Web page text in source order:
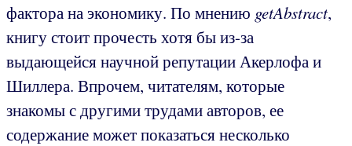
фактора на экономику. По мнению getAbstract,
книгу стоит прочесть хотя бы из-за
выдающейся научной репутации Акерлофа и
Шиллера. Впрочем, читателям, которые
знакомы с другими трудами авторов, ее
содержание может показаться несколько